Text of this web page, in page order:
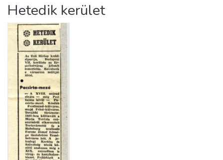
Statistics
About us
Hetedik kerület